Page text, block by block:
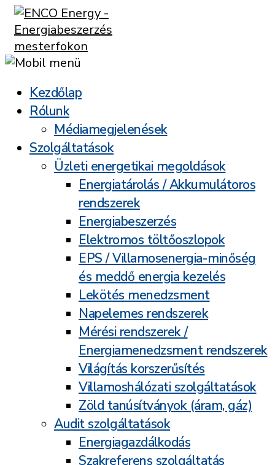
Kezdőlap
Rólunk
Médiamegjelenések
Szolgáltatások
Üzleti energetikai megoldások
Energiatárolás / Akkumulátoros
rendszerek
Energiabeszerzés
Elektromos töltőoszlopok
EPS / Villamosenergia-minőség
és meddő energia kezelés
Lekötés menedzsment
Napelemes rendszerek
Mérési rendszerek /
Energiamenedzsment rendszerek
Világítás korszerűsítés
Villamoshálózati szolgáltatások
Zöld tanúsítványok (áram, gáz)
Audit szolgáltatások
Energiagazdálkodás
Szakreferens szolgáltatás